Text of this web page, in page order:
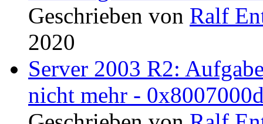
Geschrieben von Ralf
2020
Server 2003 R2:
nicht mehr -